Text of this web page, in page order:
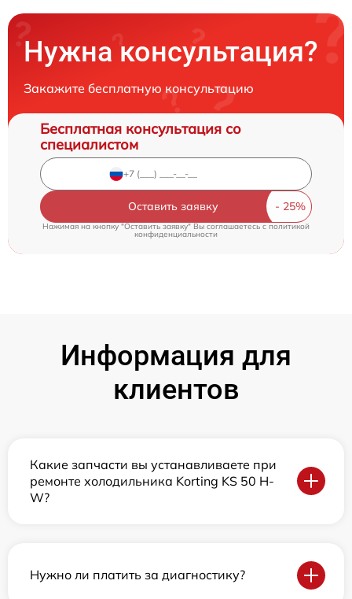
Нужна консультация?
Закажите бесплатную консультацию
Бесплатная консультация со
специалистом
Оставить заявку
Нажимая на кнопку "Оставить заявку" Вы соглашаетесь cполитикой
конфиденциальности
Информация для
клиентов
Какие запчасти вы устанавливаете при
ремонте холодильника Korting KS 50 H-
W?
Нужно ли платить за диагностику?